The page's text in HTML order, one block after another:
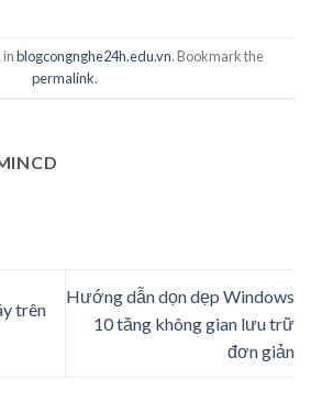
blogcongnghe24h.edu.vn. Bookmark the
permalink.
trên
Hướng dẫn dọn dẹp Windows
10 tăng không gian lưu trữ
đơn giản